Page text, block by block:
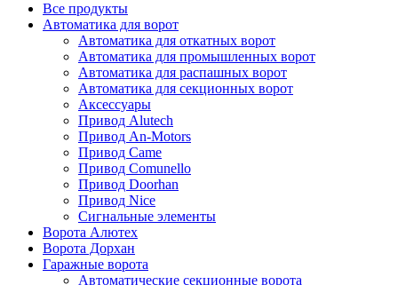
Все продукты
Автоматика для ворот
Автоматика для откатных ворот
Автоматика для промышленных ворот
Автоматика для распашных ворот
Автоматика для секционных ворот
Аксессуары
Привод Alutech
Привод An-Motors
Привод Came
Привод Comunello
Привод Doorhan
Привод Nice
Сигнальные элементы
Ворота Алютех
Ворота Дорхан
Гаражные ворота
Автоматические секционные ворота